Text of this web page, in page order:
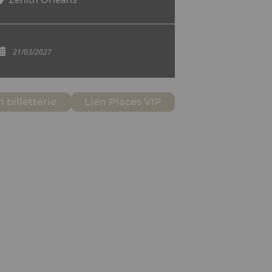
21/03/2027
billetterie Lien Places VIP